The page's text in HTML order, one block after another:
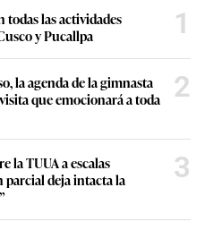
todas las actividades
y Pucallpa
1
la agenda de la gimnasta
que emocionará a toda
2
la TUUA a escalas
deja intacta la
3